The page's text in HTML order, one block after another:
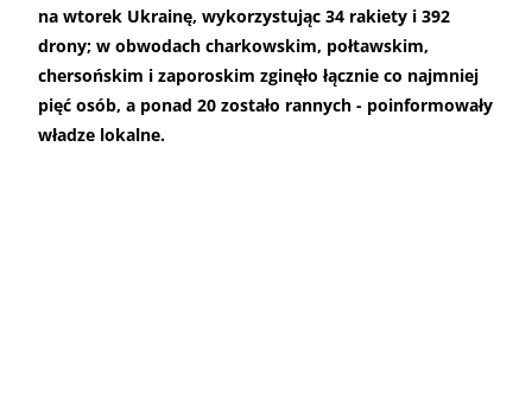
na wtorek Ukrainę, wykorzystując 34 rakiety i 392
drony; w obwodach charkowskim, połtawskim,
chersońskim i zaporoskim zginęło łącznie co najmniej
pięć osób, a ponad 20 zostało rannych - poinformowały
władze lokalne.